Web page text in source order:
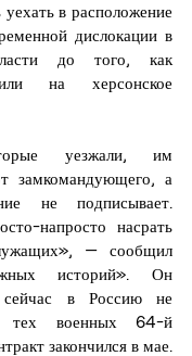
в расположение
дислокации в
до того, как
на херсонское
уезжали, им
замкомандующего, а
не подписывает.
напросто насрать
— сообщил
историй». Он
сейчас в Россию не
тех военных 64-й
закончился в мае.